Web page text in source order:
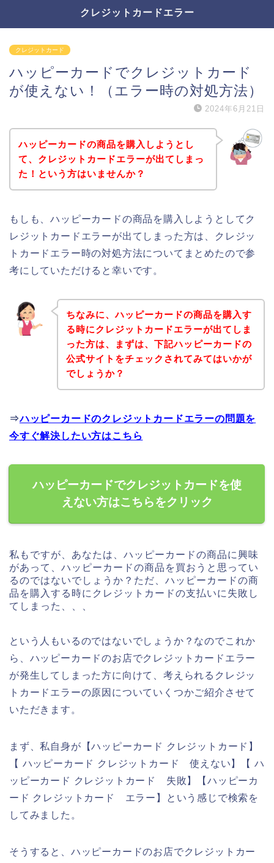
クレジットカードエラー
クレジットカード
ハッピーカードでクレジットカード
が使えない！（エラー時の対処方法）
2024年6月21日
ハッピーカードの商品を購入しようとし
て、クレジットカードエラーが出てしまっ
た！という方はいませんか？
もしも、ハッピーカードの商品を購入しようとしてク
レジットカードエラーが出てしまった方は、クレジッ
トカードエラー時の対処方法についてまとめたので参
考にしていただけると幸いです。
ちなみに、ハッピーカードの商品を購入す
る時にクレジットカードエラーが出てしま
った方は、まずは、下記ハッピーカードの
公式サイトをチェックされてみてはいかが
でしょうか？
⇒ハッピーカードのクレジットカードエラーの問題を
今すぐ解決したい方はこちら
ハッピーカードでクレジットカードを使
えない方はこちらをクリック
私もですが、あなたは、ハッピーカードの商品に興味
があって、ハッピーカードの商品を買おうと思ってい
るのではないでしょうか？ただ、ハッピーカードの商
品を購入する時にクレジットカードの支払いに失敗し
てしまった、、、
という人もいるのではないでしょうか？なのでこれか
ら、ハッピーカードのお店でクレジットカードエラー
が発生してしまった方に向けて、考えられるクレジッ
トカードエラーの原因についていくつかご紹介させて
いただきます。
まず、私自身が【ハッピーカード クレジットカード】
【 ハッピーカード クレジットカード 使えない】【 ハ
ッピーカード クレジットカード 失敗】【ハッピーカ
ード クレジットカード エラー】という感じで検索を
してみました。
そうすると、ハッピーカードのお店でクレジットカー